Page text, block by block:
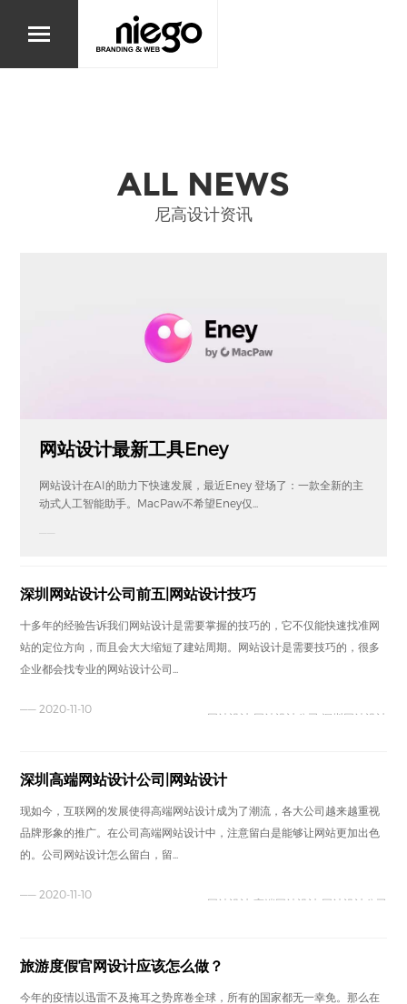
ALL NEWS
尼高设计资讯
网站设计最新工具Eney
网站设计在AI的助力下快速发展，最近Eney 登场了：一款全新的主
动式人工智能助手。MacPaw不希望Eney仅...
——
深圳网站设计公司前五|网站设计技巧
十多年的经验告诉我们网站设计是需要掌握的技巧的，它不仅能快速找准网
站的定位方向，而且会大大缩短了建站周期。网站设计是需要技巧的，很多
企业都会找专业的网站设计公司...
—— 2020-11-10
网站设计 网站设计公司 深圳网站设计
深圳高端网站设计公司|网站设计
现如今，互联网的发展使得高端网站设计成为了潮流，各大公司越来越重视
品牌形象的推广。在公司高端网站设计中，注意留白是能够让网站更加出色
的。公司网站设计怎么留白，留...
—— 2020-11-10
网站设计 高端网站设计 网站设计公司
旅游度假官网设计应该怎么做？
今年的疫情以迅雷不及掩耳之势席卷全球，所有的国家都无一幸免。那么在